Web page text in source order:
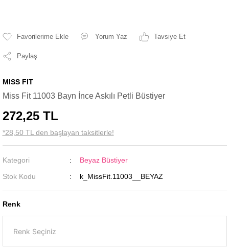
Yorum Yaz Tavsiye Et
Paylaş
MISS FIT
Miss Fit 11003 Bayn İnce Askılı Petli Büstiyer
272,25 TL
*28,50 TL den başlayan taksitlerle!
Kategori
Beyaz Büstiyer
Stok Kodu
k_MissFit.11003__BEYAZ
Renk